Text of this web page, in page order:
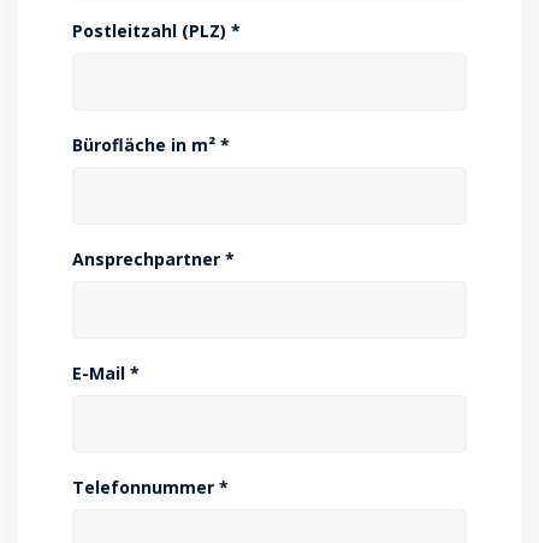
Postleitzahl (PLZ) *
Bürofläche in m² *
Ansprechpartner *
E-Mail *
Telefonnummer *